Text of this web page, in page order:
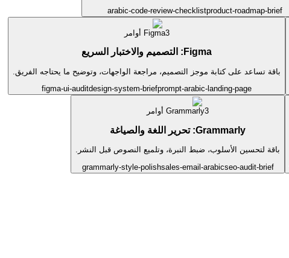
arabic-code-review-checklistproduct-roadmap-brief
Figma3 أوامر
Figma: التصميم والاختبار السريع
باقة تساعد على كتابة موجز التصميم، مراجعة الواجهات، وتوضيح ما يحتاجه الفريق.
figma-ui-auditdesign-system-briefprompt-arabic-landing-page
Grammarly3 أوامر
Grammarly: تحرير اللغة والصياغة
باقة لتحسين الأسلوب، ضبط النبرة، وتلميع النصوص قبل النشر.
grammarly-style-polishsales-email-arabicseo-audit-brief